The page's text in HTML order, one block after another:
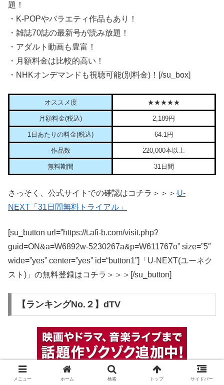
題！
・K-POPやバラエティ作品もあり！
・雑誌70誌の最新号が読み放題！
・アダルト動画も豊富！
・月額料金は比較的高い！
・NHKオンデマンドも視聴可能(別料金)！[/su_box]
オススメ度 ★★★★★
月額料金(税込) 2,189円
1日あたりの料金(税込) 64.1円
作品数 220,000本以上
無料期間 31日間
さっそく、公式サイトでの確認はコチラ＞＞＞ U-
NEXT「31日間無料トライアル」
[su_button url=”https://t.afi-b.com/visit.php?
guid=ON&a=W6892w-5230267a&p=W611767o” size=”5″
wide=”yes” center=”yes” id=“button1”]「U-NEXT(ユーネク
スト)」の無料登録はコチラ＞＞＞[/su_button]
【ランキングNo.２】dTV
メニュー ホーム 検索 トップ サイドバー